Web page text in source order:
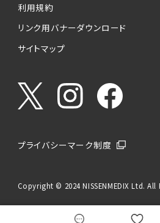
利用規約
リンク用バナーダウンロード
サイトマップ
プライバシーマーク制度
Copyright © 2024 NISSENMEDIX Ltd. All